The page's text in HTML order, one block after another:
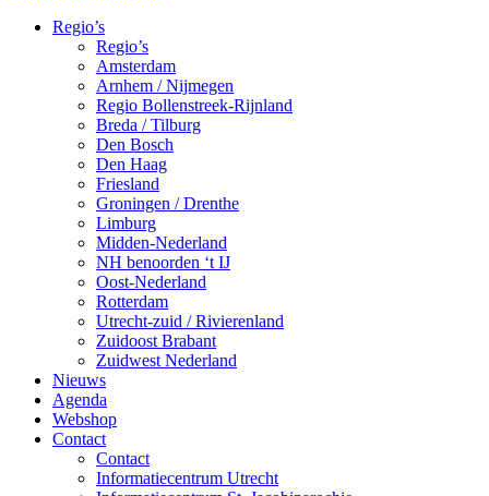
Regio’s
Regio’s
Amsterdam
Arnhem / Nijmegen
Regio Bollenstreek-Rijnland
Breda / Tilburg
Den Bosch
Den Haag
Friesland
Groningen / Drenthe
Limburg
Midden-Nederland
NH benoorden ‘t IJ
Oost-Nederland
Rotterdam
Utrecht-zuid / Rivierenland
Zuidoost Brabant
Zuidwest Nederland
Nieuws
Agenda
Webshop
Contact
Contact
Informatiecentrum Utrecht